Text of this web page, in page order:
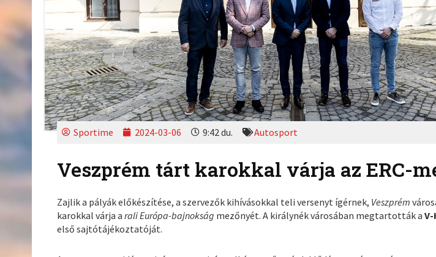
Sportime 2024-03-06 9:42 du. Autosport
Veszprém tárt karokkal várja az ERC-
Zajlik a pályák előkészítése, a szervezők kihívásokkal teli versenyt ígérnek, Veszprém
karokkal várja arali Európa-bajnokság mezőnyét. A királynék városában megtartották a
első sajtótájékoztatóját.